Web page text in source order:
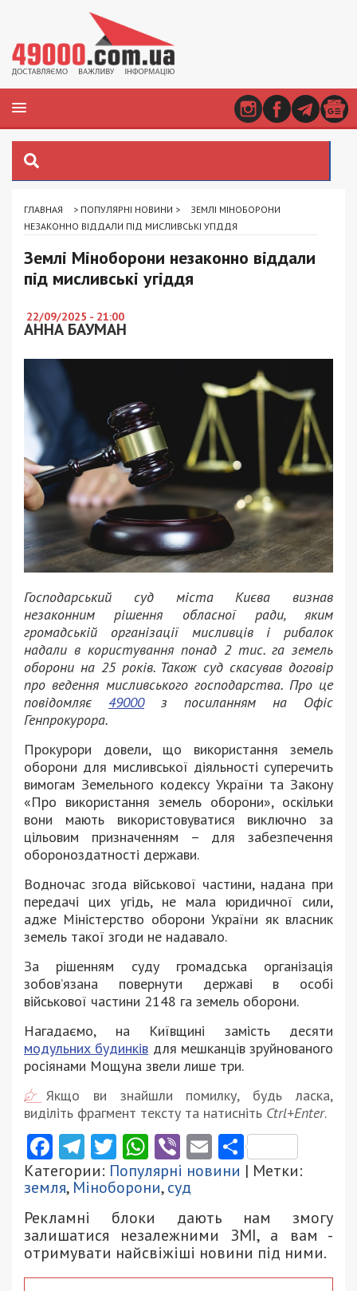
ГЛАВНАЯ > ПОПУЛЯРНІ НОВИНИ >
ЗЕМЛІ МІНОБОРОНИ
НЕЗАКОННО ВІДДАЛИ ПІД МИСЛИВСЬКІ УГІДДЯ
Землі Міноборони незаконно віддали
під мисливські угіддя
22/09/2025 - 21:00
АННА БАУМАН
Господарський суд міста Києва визнав
незаконним рішення обласної ради, яким
громадській організації мисливців і рибалок
надали в користування понад 2 тис. га земель
оборони на 25 років. Також суд скасував договір
про ведення мисливського господарства. Про це
повідомляє 49000з посиланням на Офіс
Генпрокурора.
Прокурори довели, що використання земель
оборони для мисливської діяльності суперечить
вимогам Земельного кодексу України та Закону
«Про використання земель оборони», оскільки
вони мають використовуватися виключно за
цільовим призначенням – для забезпечення
обороноздатності держави.
Водночас згода військової частини, надана при
передачі цих угідь, не мала юридичної сили,
адже Міністерство оборони України як власник
земель такої згоди не надавало.
За рішенням суду громадська організація
зобов’язана повернути державі в особі
військової частини 2148 га земель оборони.
Нагадаємо, на Київщині замість десяти
модульних будинків для мешканців зруйнованого
росіянами Мощуна звели лише три.
Якщо ви знайшли помилку, будь ласка,
виділіть фрагмент тексту та натисніть Ctrl+Enter.
Facebook
Telegram
Twitter
WhatsApp
ViberEmail
Категории: Популярні новини | Метки:
земля, Міноборони,суд
Рекламні блоки дають нам змогу
залишатися незалежними ЗМІ, а вам -
отримувати найсвіжіші новини під ними.